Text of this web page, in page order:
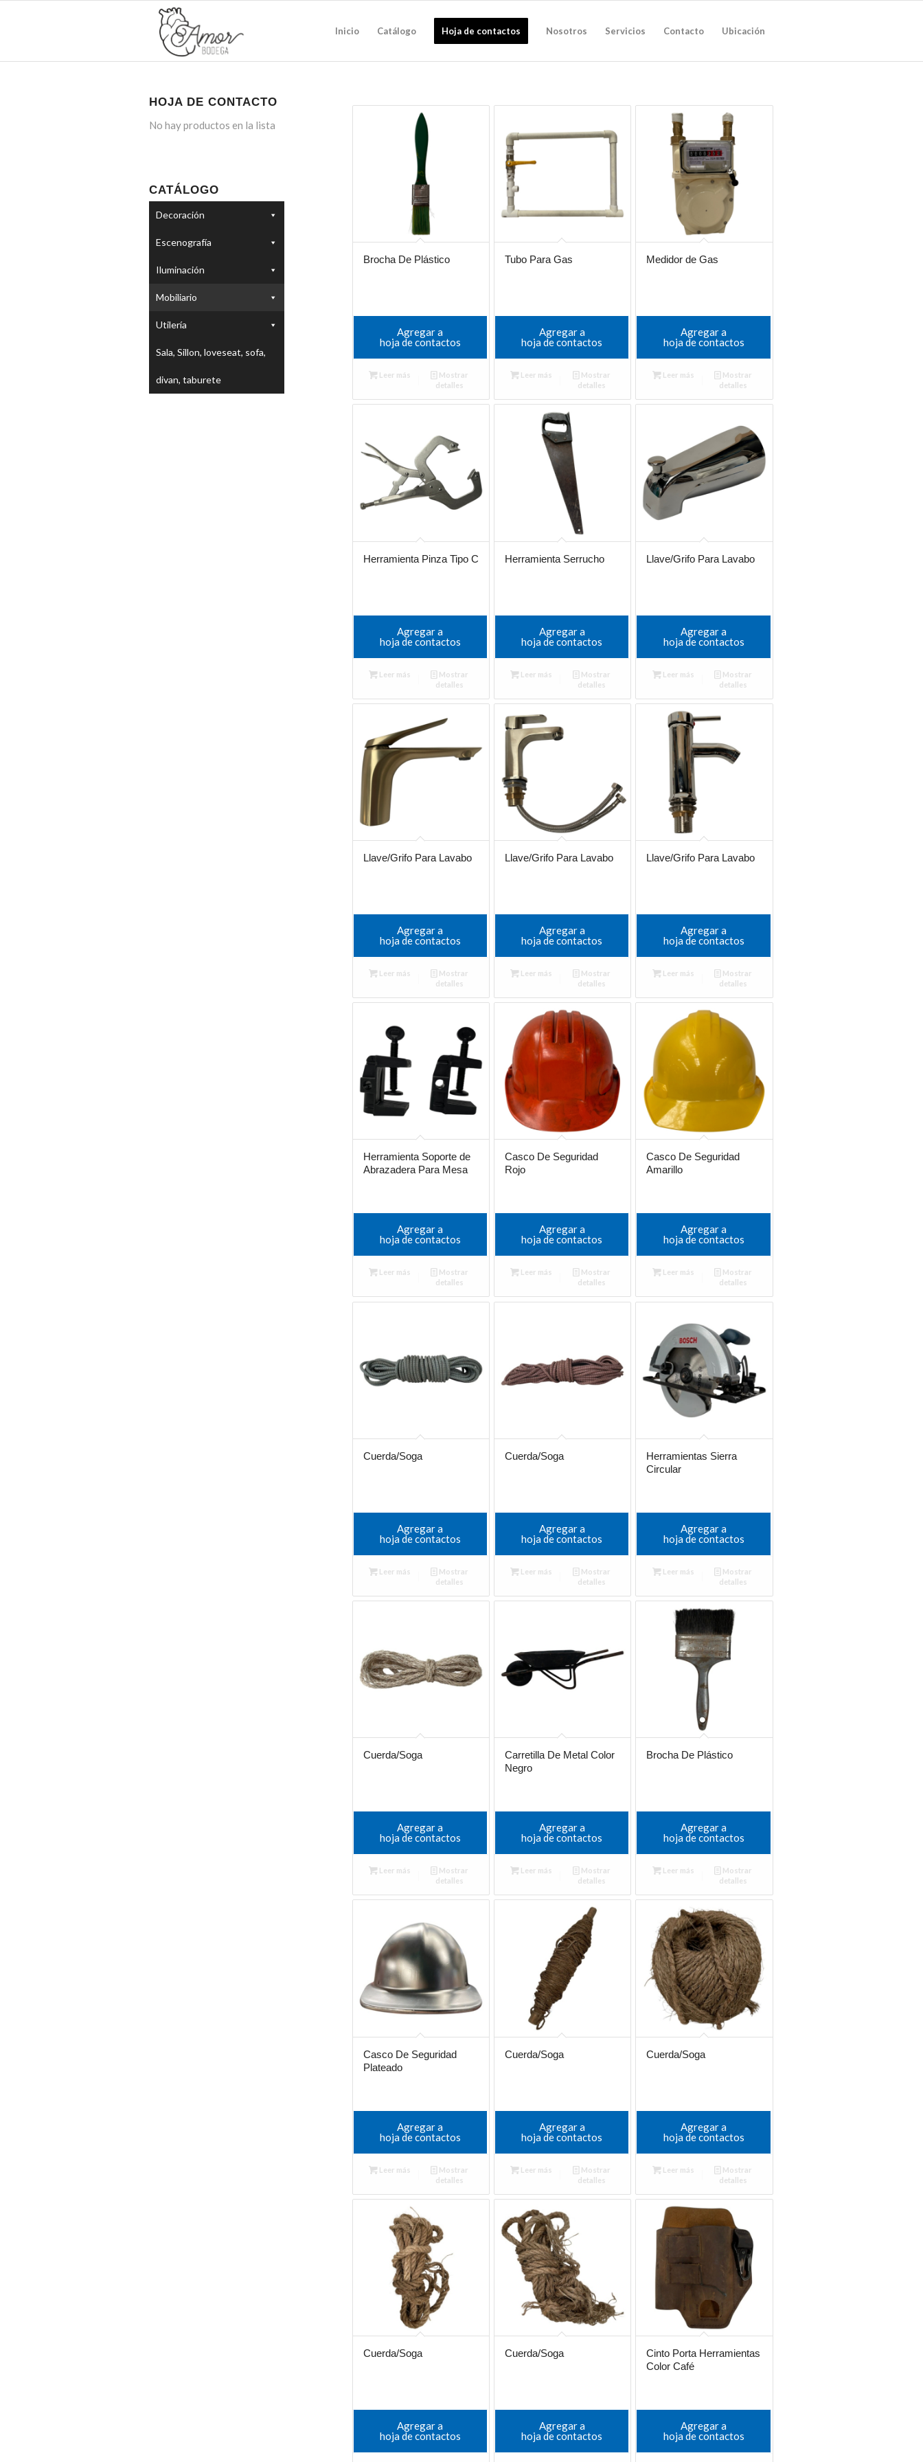
Inicio Catálogo Hoja de contactos Nosotros Servicios Contacto Ubicación
Brocha De Plástico
Agregar a
hoja de contactos
Leer más
Mostrar
detalles
Tubo Para Gas
Agregar a
hoja de contactos
Leer más
Mostrar
detalles
Medidor de Gas
Agregar a
hoja de contactos
Leer más
Mostrar
detalles
Herramienta Pinza Tipo C
Agregar a
hoja de contactos
Leer más
Mostrar
detalles
Herramienta Serrucho
Agregar a
hoja de contactos
Leer más
Mostrar
detalles
Llave/Grifo Para Lavabo
Agregar a
hoja de contactos
Leer más
Mostrar
detalles
Llave/Grifo Para Lavabo
Agregar a
hoja de contactos
Leer más
Mostrar
detalles
Llave/Grifo Para Lavabo
Agregar a
hoja de contactos
Leer más
Mostrar
detalles
Llave/Grifo Para Lavabo
Agregar a
hoja de contactos
Leer más
Mostrar
detalles
Herramienta Soporte de
Abrazadera Para Mesa
Agregar a
hoja de contactos
Leer más
Mostrar
detalles
Casco De Seguridad
Rojo
Agregar a
hoja de contactos
Leer más
Mostrar
detalles
Casco De Seguridad
Amarillo
Agregar a
hoja de contactos
Leer más
Mostrar
detalles
Cuerda/Soga
Agregar a
hoja de contactos
Leer más
Mostrar
detalles
Cuerda/Soga
Agregar a
hoja de contactos
Leer más
Mostrar
detalles
Herramientas Sierra
Circular
Agregar a
hoja de contactos
Leer más
Mostrar
detalles
Cuerda/Soga
Agregar a
hoja de contactos
Leer más
Mostrar
detalles
Carretilla De Metal Color
Negro
Agregar a
hoja de contactos
Leer más
Mostrar
detalles
Brocha De Plástico
Agregar a
hoja de contactos
Leer más
Mostrar
detalles
Casco De Seguridad
Plateado
Agregar a
hoja de contactos
Leer más
Mostrar
detalles
Cuerda/Soga
Agregar a
hoja de contactos
Leer más
Mostrar
detalles
Cuerda/Soga
Agregar a
hoja de contactos
Leer más
Mostrar
detalles
Cuerda/Soga
Agregar a
hoja de contactos
Cuerda/Soga
Agregar a
hoja de contactos
Cinto Porta Herramientas
Color Café
Agregar a
hoja de contactos
HOJA DE CONTACTO
No hay productos en la lista
CATÁLOGO
Decoración
Escenografía
Iluminación
Mobiliario
Utilería
Sala, Sillon, loveseat, sofa,
divan, taburete